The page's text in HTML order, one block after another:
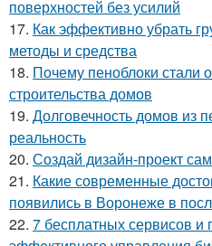
поверхностей без усилий
17. Как эффективно убрать
методы и средства
18. Почему пеноблоки стали
строительства домов
19. Долговечность домов из
реальность
20. Создай дизайн-проект
21. Какие современные
появились в Воронеже в
22. 7 бесплатных сервисов и